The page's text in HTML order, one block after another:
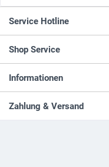
Service Hotline
Shop Service
Informationen
Zahlung & Versand